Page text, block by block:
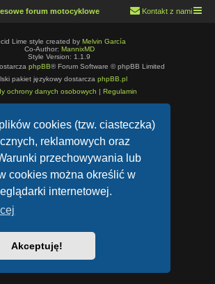
cookies (tzw. ciasteczka)
reklamowych oraz
przechowywania lub
cookies można określić w
internetowej.
Akceptuję!
forum motocyklowe Kontakt z nami
Lime style created by Melvin García
Co-Author: MannixMD
Style Version: 1.1.9
phpBB® Forum Software © phpBB Limited
pakiet językowy dostarcza phpBB.pl
ochrony danych osobowych | Regulamin